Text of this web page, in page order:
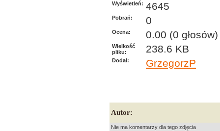
Wyświetleń: 4645
Pobrań: 0
Ocena: 0.00 (0 głosów)
Wielkość
pliku:
238.6 KB
Dodał: GrzegorzP
Autor:
Nie ma komentarzy dla tego zdjęcia